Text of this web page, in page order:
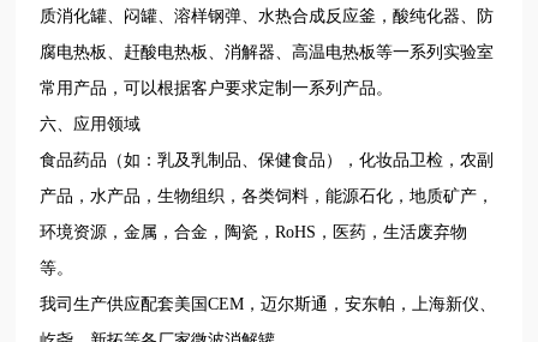
质消化罐、闷罐、溶样钢弹、水热合成反应釜，酸纯化器、防
腐电热板、赶酸电热板、消解器、高温电热板等一系列实验室
常用产品，可以根据客户要求定制一系列产品。
六、应用领域
食品药品（如：乳及乳制品、保健食品），化妆品卫检，农副
产品，水产品，生物组织，各类饲料，能源石化，地质矿产，
环境资源，金属，合金，陶瓷，RoHS，医药，生活废弃物
等。
我司生产供应配套美国CEM，迈尔斯通，安东帕，上海新仪、